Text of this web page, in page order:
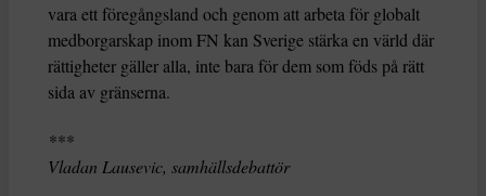
vara ett föregångsland och genom att arbeta för globalt
medborgarskap inom FN kan Sverige stärka en värld där
rättigheter gäller alla, inte bara för dem som föds på rätt
sida av gränserna.
***
Vladan Lausevic, samhällsdebattör